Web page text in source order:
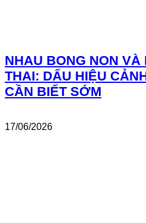
NHAU BONG NON VÀ
THAI: DẤU HIỆU
CẦN BIẾT SỚM
17/06/2026